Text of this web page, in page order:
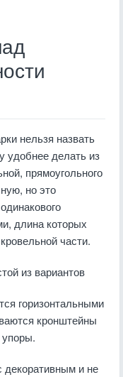
нельзя назвать
удобнее делать из
прямоугольного
но это
длина которых
части.
из вариантов
горизонтальными
кронштейны
декоративным и не